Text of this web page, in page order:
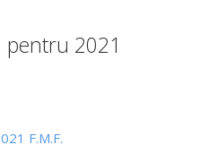
2021
F.M.F.